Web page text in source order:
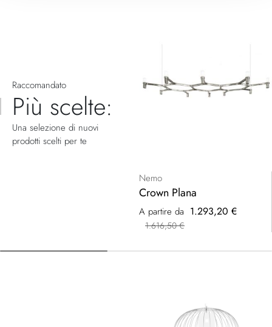
Raccomandato
Più scelte:
Una selezione di nuovi
prodotti scelti per te
Nemo
Crown Plana
A partire da 1.293,20 €
1.616,50 €